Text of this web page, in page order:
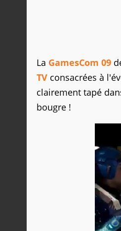
La GamesCom 09
TV consacrées à
clairement tapé
bougre !